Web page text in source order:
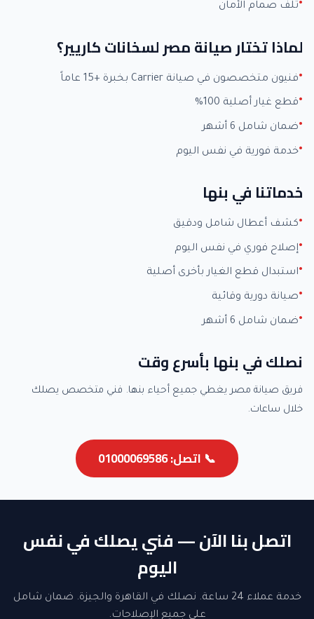
تلف صمام الأمان
لماذا تختار صيانة مصر لسخانات كاريير؟
فنيون متخصصون في صيانة Carrier بخبرة +15 عاماً
قطع غيار أصلية 100%
ضمان شامل 6 أشهر
خدمة فورية في نفس اليوم
خدماتنا في بنها
كشف أعطال شامل ودقيق
إصلاح فوري في نفس اليوم
استبدال قطع الغيار بأخرى أصلية
صيانة دورية وقائية
ضمان شامل 6 أشهر
نصلك في بنها بأسرع وقت
فريق صيانة مصر يغطي جميع أحياء بنها. فني متخصص يصلك
خلال ساعات.
📞 اتصل: 01000069586
اتصل بنا الآن — فني يصلك في نفس
اليوم
خدمة عملاء 24 ساعة. نصلك في القاهرة والجيزة. ضمان شامل
على جميع الإصلاحات.